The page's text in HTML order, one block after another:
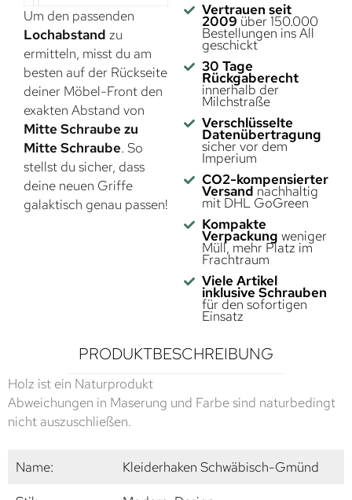
Um den passenden
Lochabstand zu
ermitteln, misst du am
besten auf der Rückseite
deiner Möbel-Front den
exakten Abstand von
Mitte Schraube zu
Mitte Schraube. So
stellst du sicher, dass
deine neuen Griffe
galaktisch genau passen!
Vertrauen seit
2009 über 150.000
Bestellungen ins All
geschickt
30 Tage
Rückgaberecht
innerhalb der
Milchstraße
Verschlüsselte
Datenübertragung
sicher vor dem
Imperium
CO2-kompensierter
Versand nachhaltig
mit DHL GoGreen
Kompakte
Verpackung weniger
Müll, mehr Platz im
Frachtraum
Viele Artikel
inklusive Schrauben
für den sofortigen
Einsatz
PRODUKTBESCHREIBUNG
Holz ist ein Naturprodukt
Abweichungen in Maserung und Farbe sind naturbedingt
nicht auszuschließen.
Name:
Kleiderhaken Schwäbisch-Gmünd